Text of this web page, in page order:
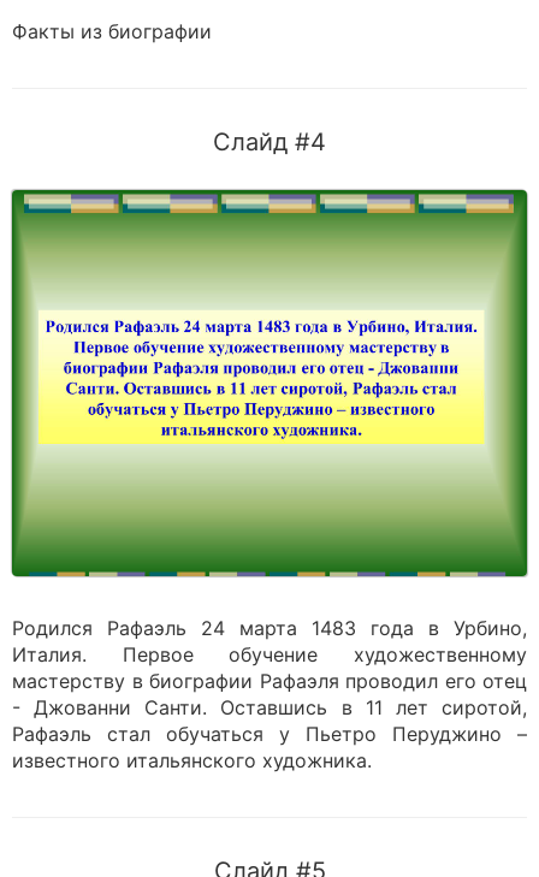
Факты из биографии
Слайд #4
Родился Рафаэль 24 марта 1483 года в Урбино,
Италия. Первое обучение художественному
мастерству в биографии Рафаэля проводил его отец
- Джованни Санти. Оставшись в 11 лет сиротой,
Рафаэль стал обучаться у Пьетро Перуджино –
известного итальянского художника.
Слайд #5